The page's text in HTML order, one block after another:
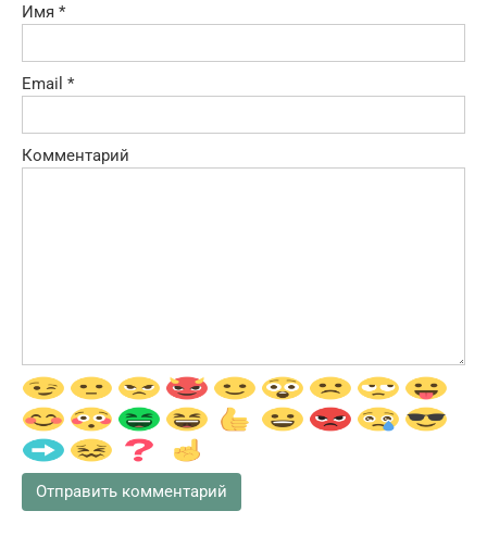
Имя *
Email *
Комментарий